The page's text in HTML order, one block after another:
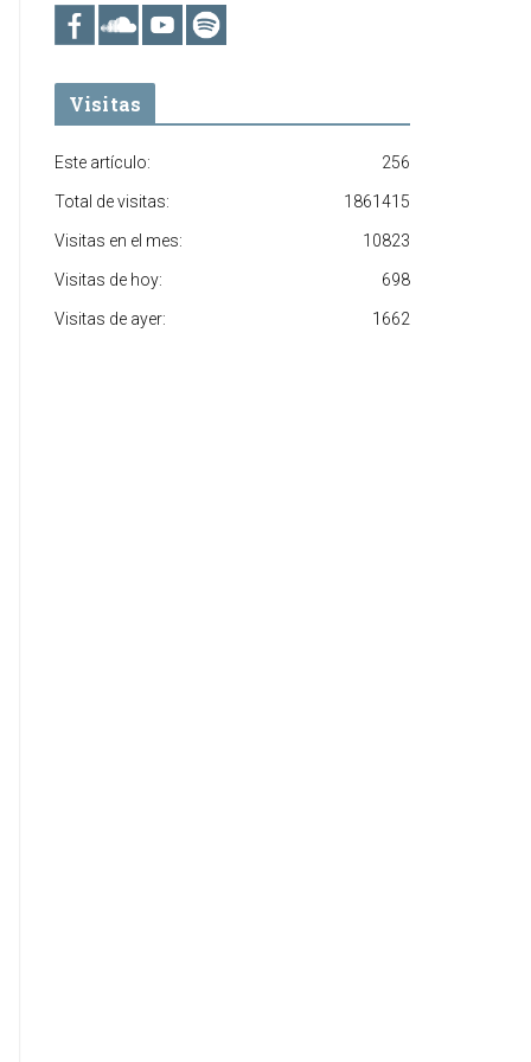
Visitas
256
Este artículo:
1861415
Total de visitas:
10823
Visitas en el mes:
698
Visitas de hoy:
1662
Visitas de ayer: